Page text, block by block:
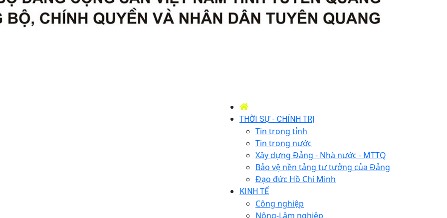
THỜI SỰ - CHÍNH TRỊ
Tin trong tỉnh
Tin trong nước
Xây dựng Đảng - Nhà nước - MTTQ
Bảo vệ nền tảng tư tưởng của Đảng
Đạo đức Hồ Chí Minh
KINH TẾ
Công nghiệp
Nông-Lâm nghiệp